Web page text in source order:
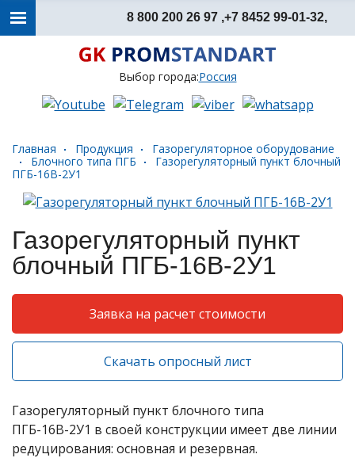
Главная Продукция
Газорегуляторное оборудование
Блочного типа ПГБ
Газорегуляторный пункт блочный
ПГБ-16В-2У1
Газорегуляторный пункт
блочный ПГБ-16В-2У1
Заявка на расчет стоимости
Скачать опросный лист
Газорегуляторный пункт блочного типа
ПГБ-16В-2У1 в своей конструкции имеет две линии
редуцирования: основная и резервная.
Выбор города:Россия
8 800 200 26 97 ,+7 8452 99-01-32,